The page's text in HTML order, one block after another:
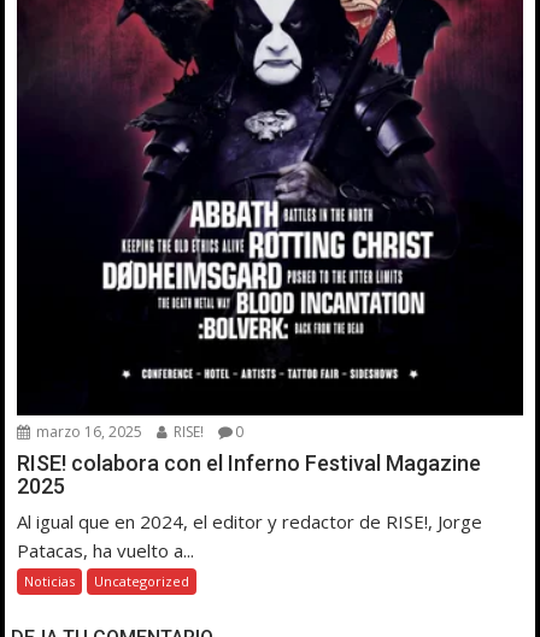
marzo 16, 2025 RISE! 0
RISE! colabora con el Inferno Festival Magazine
2025
Al igual que en 2024, el editor y redactor de RISE!, Jorge
Patacas, ha vuelto a...
Noticias Uncategorized